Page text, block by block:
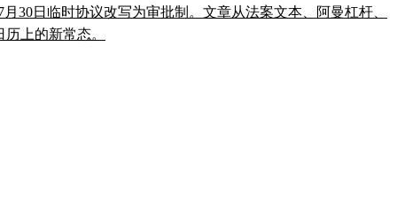
30日临时协议改写为审批制。文章从法案文本、阿曼杠杆、
上的新常态。